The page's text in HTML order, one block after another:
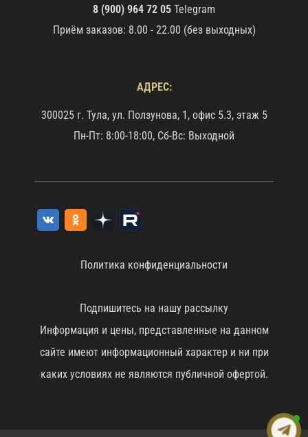
8 (900) 964 72 05 Telegram
Приём заказов: 8.00 - 22.00 (без выходных)
АДРЕС:
300025 г. Тула, ул. Ползунова, 1, офис 5.3, этаж 5
Пн-Пт: 8:00-18:00, Сб-Вс: Выходной
Политика конфиденциальности
Подпишитесь на нашу рассылку
Информация и цены, представленные на данном
сайте имеют информационный характер и ни при
каких условиях не являются публичной офертой.